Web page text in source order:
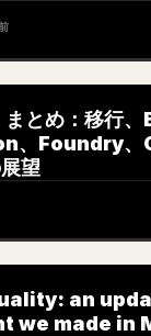
とめ：移行
、Foundry、
望
an
we made in